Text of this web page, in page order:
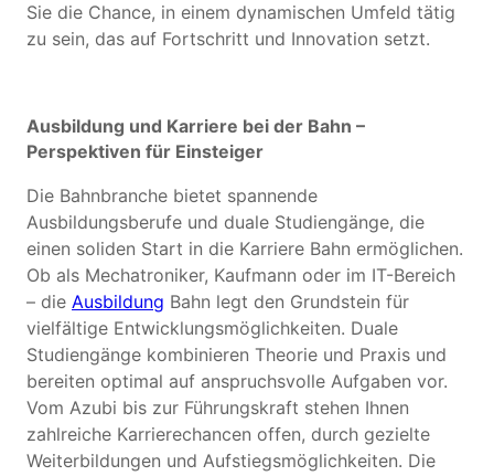
Sie die Chance, in einem dynamischen Umfeld tätig
zu sein, das auf Fortschritt und Innovation setzt.
Ausbildung und Karriere bei der Bahn –
Perspektiven für Einsteiger
Die Bahnbranche bietet spannende
Ausbildungsberufe und duale Studiengänge, die
einen soliden Start in die Karriere Bahn ermöglichen.
Ob als Mechatroniker, Kaufmann oder im IT-Bereich
– die Ausbildung Bahn legt den Grundstein für
vielfältige Entwicklungsmöglichkeiten. Duale
Studiengänge kombinieren Theorie und Praxis und
bereiten optimal auf anspruchsvolle Aufgaben vor.
Vom Azubi bis zur Führungskraft stehen Ihnen
zahlreiche Karrierechancen offen, durch gezielte
Weiterbildungen und Aufstiegsmöglichkeiten. Die